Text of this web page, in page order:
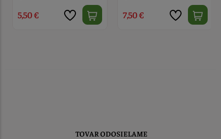
5,50 € 7,50 €
TOVAR ODOSIELAME